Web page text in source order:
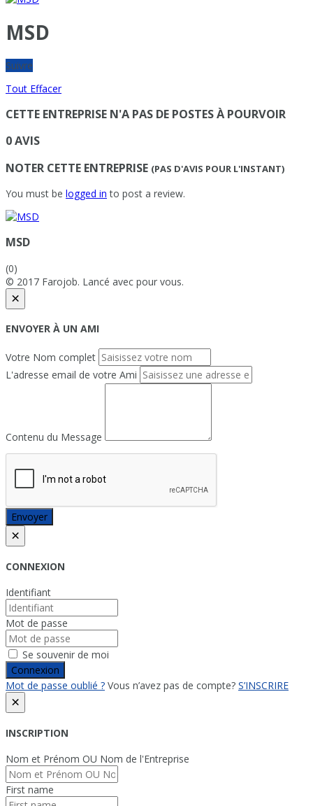
MSD
Suivre
Tout Effacer
CETTE ENTREPRISE N'A PAS DE POSTES À POURVOIR
0 AVIS
NOTER CETTE ENTREPRISE (PAS D'AVIS POUR L'INSTANT)
You must be logged in to post a review.
MSD
(0)
© 2017 Farojob. Lancé avec pour vous.
×
ENVOYER À UN AMI
Votre Nom complet
L'adresse email de votre Ami
Contenu du Message
Envoyer
×
CONNEXION
Identifiant
Mot de passe
Se souvenir de moi
Connexion
Mot de passe oublié ? Vous n’avez pas de compte? S’INSCRIRE
×
INSCRIPTION
Nom et Prénom OU Nom de l'Entreprise
First name